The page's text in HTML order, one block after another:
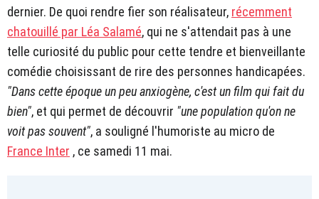
dernier. De quoi rendre fier son réalisateur, récemment
chatouillé par Léa Salamé, qui ne s'attendait pas à une
telle curiosité du public pour cette tendre et bienveillante
comédie choisissant de rire des personnes handicapées.
"Dans cette époque un peu anxiogène, c'est un film qui fait du
bien", et qui permet de découvrir "une population qu'on ne
voit pas souvent", a souligné l'humoriste au micro de
France Inter , ce samedi 11 mai.